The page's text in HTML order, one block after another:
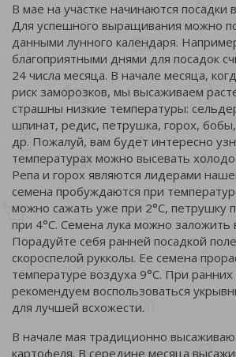
В мае на участке начинаются посадки
Для успешного выращивания можно
данными лунного календаря.
благоприятными днями для посадок
24 числа месяца. В начале месяца,
риск заморозков, мы высаживаем
страшны низкие температуры:
шпинат, редис, петрушка, горох, бобы,
др. Пожалуй, вам будет интересно
температурах можно высевать
Репа и горох являются лидерами
семена пробуждаются при
можно сажать уже при 2°С, петрушку
при 4°С. Семена лука можно заложить
Порадуйте себя ранней посадкой
скороспелой рукколы. Ее семена
температуре воздуха 9°С. При ранних
рекомендуем воспользоваться
для лучшей всхожести.
В начале мая традиционно
картофеля. В середине месяца